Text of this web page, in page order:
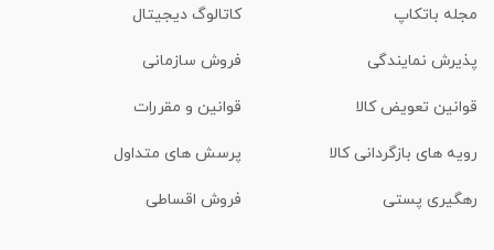
مجله باتکاپ کاتالوگ دیجیتال
پذیرش نمایندگی فروش سازمانی
قوانین تعویض کالا قوانین و مقررات
رویه های بازگردانی کالا پرسش های متداول
رهگیری پستی فروش اقساطی